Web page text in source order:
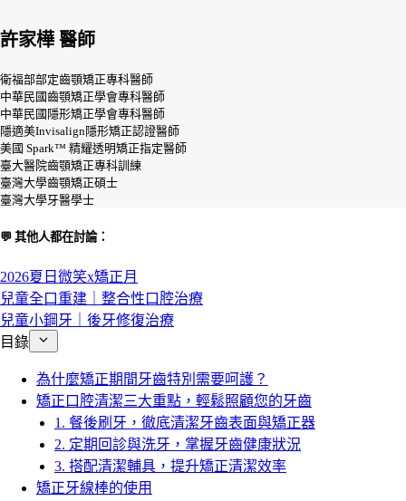
許家樺 醫師
衛福部部定齒顎矯正專科醫師
中華民國齒顎矯正學會專科醫師
中華民國隱形矯正學會專科醫師
隱適美Invisalign隱形矯正認證醫師
美國 Spark™ 精耀透明矯正指定醫師
臺大醫院齒顎矯正專科訓練
臺灣大學齒顎矯正碩士
臺灣大學牙醫學士
💬 其他人都在討論：
2026夏日微笑x矯正月
兒童全口重建｜整合性口腔治療
兒童小鋼牙｜後牙修復治療
目錄
為什麼矯正期間牙齒特別需要呵護？
矯正口腔清潔三大重點，輕鬆照顧您的牙齒
1. 餐後刷牙，徹底清潔牙齒表面與矯正器
2. 定期回診與洗牙，掌握牙齒健康狀況
3. 搭配清潔輔具，提升矯正清潔效率
矯正牙線棒的使用